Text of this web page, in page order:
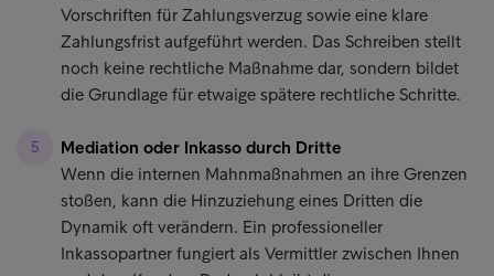
Vorschriften für Zahlungsverzug sowie eine klare
Zahlungsfrist aufgeführt werden. Das Schreiben stellt
noch keine rechtliche Maßnahme dar, sondern bildet
die Grundlage für etwaige spätere rechtliche Schritte.
Mediation oder Inkasso durch Dritte
Wenn die internen Mahnmaßnahmen an ihre Grenzen
stoßen, kann die Hinzuziehung eines Dritten die
Dynamik oft verändern. Ein professioneller
Inkassopartner fungiert als Vermittler zwischen Ihnen